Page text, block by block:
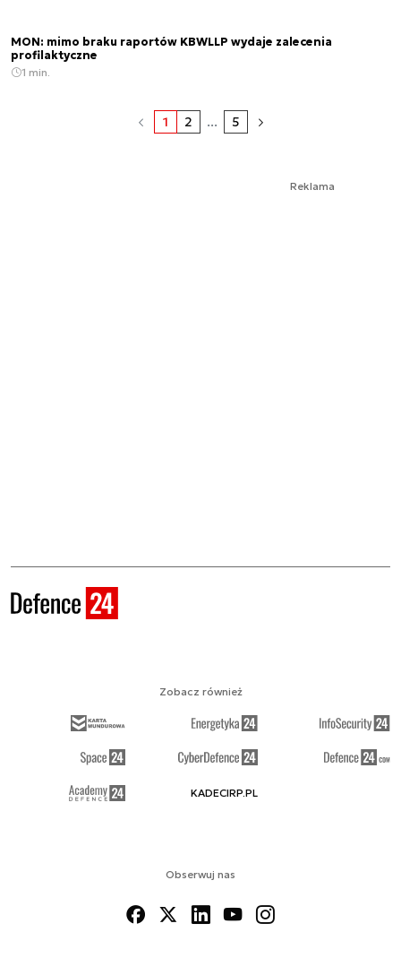
MON: mimo braku raportów KBWLLP wydaje zalecenia
profilaktyczne
1 min.
1 2 ... 5
Reklama
Obserwuj nas
Zobacz również
KADECIRP.PL